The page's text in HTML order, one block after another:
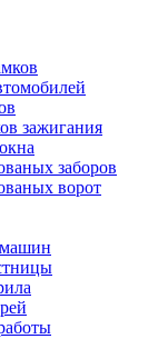
зажигания
заборов
ворот